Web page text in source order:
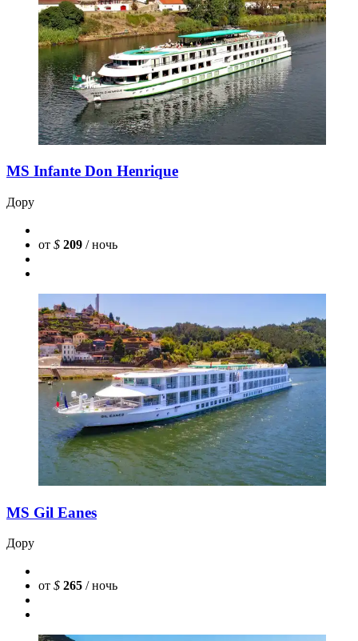
MS Infante Don Henrique
Дору
от $ 209 / ночь
MS Gil Eanes
Дору
от $ 265 / ночь